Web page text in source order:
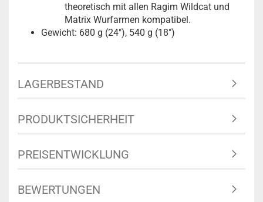
theoretisch mit allen Ragim Wildcat und
Matrix Wurfarmen kompatibel.
Gewicht: 680 g (24"), 540 g (18")
LAGERBESTAND
PRODUKTSICHERHEIT
PREISENTWICKLUNG
BEWERTUNGEN